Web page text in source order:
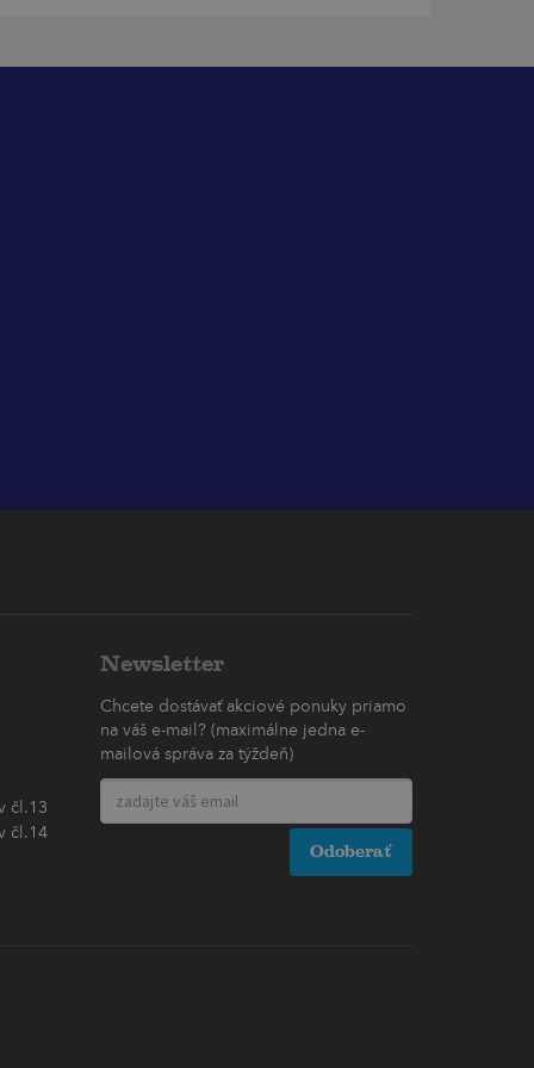
čl.13
čl.14
Newsletter
Chcete dostávať akciové ponuky priamo
na váš e-mail? (maximálne jedna e-
mailová správa za týždeň)
Odoberať